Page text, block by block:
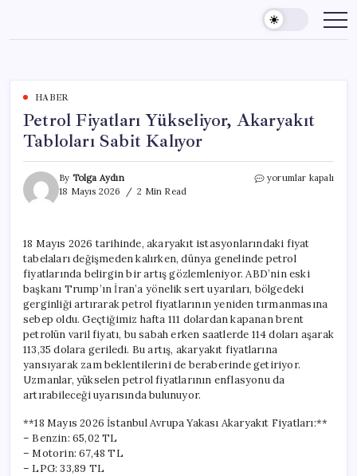
content
HABER
Petrol Fiyatları Yükseliyor, Akaryakıt
Tabloları Sabit Kalıyor
By Tolga Aydın
18 Mayıs 2026
2 Min Read
Petrol
Sabit
Kalıyor
için
yorumlar kapalı
18 Mayıs 2026 tarihinde, akaryakıt istasyonlarındaki fiyat
tabelaları değişmeden kalırken, dünya genelinde petrol
fiyatlarında belirgin bir artış gözlemleniyor. ABD’nin eski
başkanı Trump’ın İran’a yönelik sert uyarıları, bölgedeki
gerginliği artırarak petrol fiyatlarının yeniden tırmanmasına
sebep oldu. Geçtiğimiz hafta 111 dolardan kapanan brent
petrolün varil fiyatı, bu sabah erken saatlerde 114 doları aşarak
113,35 dolara geriledi. Bu artış, akaryakıt fiyatlarına
yansıyarak zam beklentilerini de beraberinde getiriyor.
Uzmanlar, yükselen petrol fiyatlarının enflasyonu da
artırabileceği uyarısında bulunuyor.
**18 Mayıs 2026 İstanbul Avrupa Yakası Akaryakıt Fiyatları:**
– Benzin: 65,02 TL
– Motorin: 67,48 TL
– LPG: 33,89 TL